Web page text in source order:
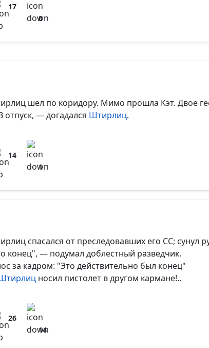
17
0
шел по коридору. Мимо прошла Кэт. Двое
— догадался Штирлиц.
14
1
спасался от преследовавших его СС; сунул
конец", — подумал доблестный разведчик.
за кадром: "Это действительно был конец"
носил пистолет в другом кармане!..
26
14